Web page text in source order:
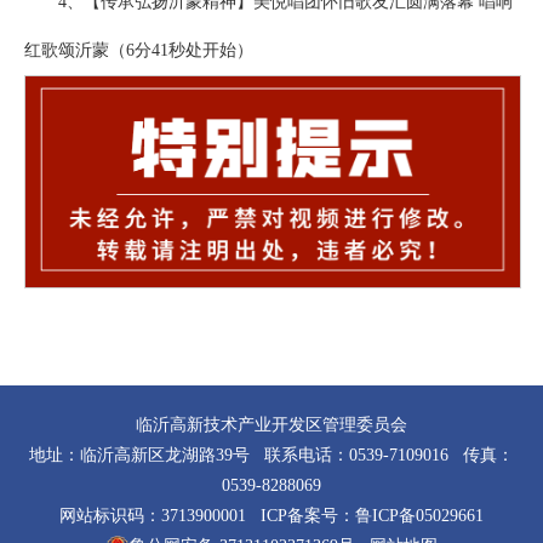
红歌颂沂蒙（6分41秒处开始）
临沂高新技术产业开发区管理委员会
地址：临沂高新区龙湖路39号 联系电话：0539-7109016 传真：
0539-8288069
网站标识码：3713900001 ICP备案号： 鲁ICP备05029661